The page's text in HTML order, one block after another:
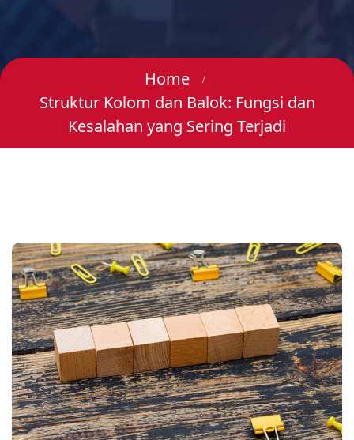
Home
Struktur Kolom dan Balok: Fungsi dan
Kesalahan yang Sering Terjadi